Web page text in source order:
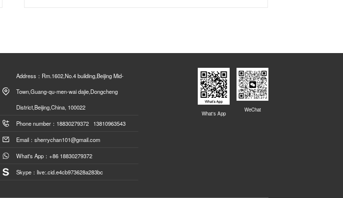
Address：Rm.1602,No.4 building,Beijing Mid-
Town,Guang-qu-men-wai dajie,Dongcheng
District,Beijing,China, 100022
Phone number：18830279372 13810963543
Email：sherrychan101@gmail.com
What's App：+86 18830279372
Skype：live:.cid.e4cb973628a283bc
What's App
WeChat